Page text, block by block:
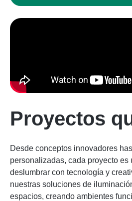
Proyectos
Desde conceptos innovadores
personalizadas, cada proyecto es
deslumbrar con tecnología y
nuestras soluciones de
espacios, creando ambientes